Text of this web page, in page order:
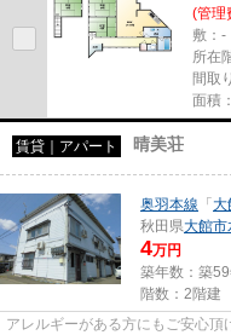
(管理
敷：-
所在
間取
面積
賃貸｜アパート 晴美荘
奥羽本線 「 大
秋田県大館市
4万円
築年数：築59
階数：2階建
アレルギーがある方にもご安心